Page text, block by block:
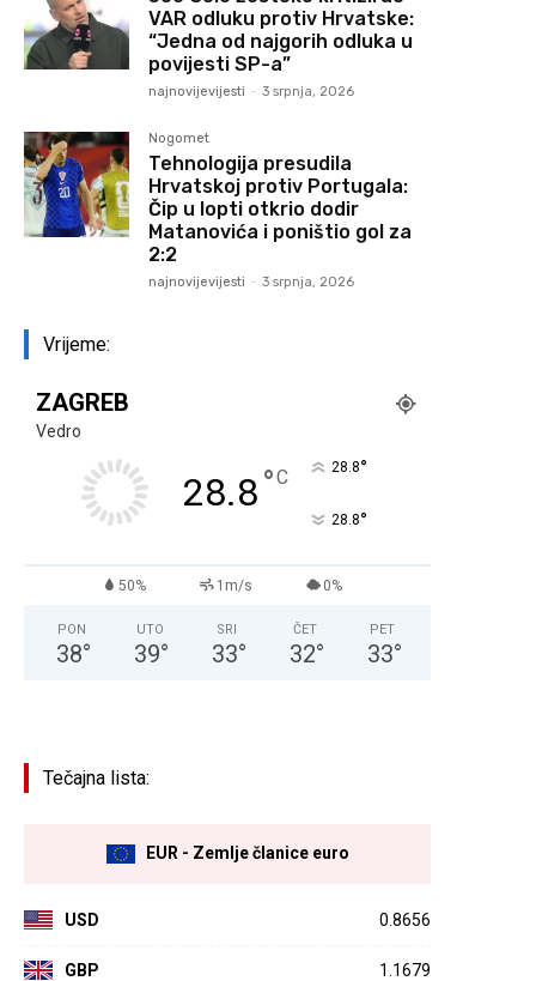
VAR odluku protiv Hrvatske:
“Jedna od najgorih odluka u
povijesti SP-a”
najnovijevijesti - 3 srpnja, 2026
Nogomet
Tehnologija presudila
Hrvatskoj protiv Portugala:
Čip u lopti otkrio dodir
Matanovića i poništio gol za
2:2
najnovijevijesti - 3 srpnja, 2026
Vrijeme:
ZAGREB
Vedro
28.8°C 28.8°
28.8°
50% 1m/s 0%
PON
38°
UTO
39°
SRI
33°
ČET
32°
PET
33°
Tečajna lista:
EUR - Zemlje članice euro
USD 0.8656
GBP 1.1679